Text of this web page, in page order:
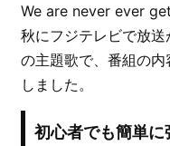
We are never ever
秋にフジテレビで放送
の主題歌で、番組の
しました。
初心者でも簡単